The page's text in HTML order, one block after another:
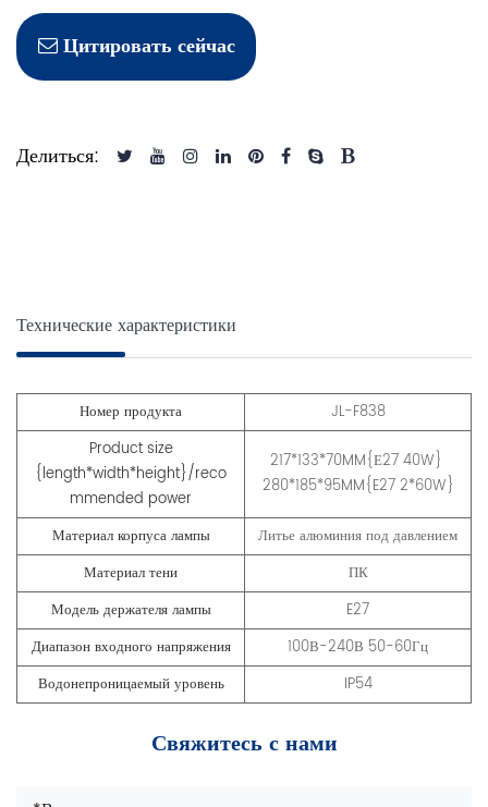
Цитировать сейчас
Делиться:
Технические характеристики
Номер продукта
JL-F838
Product size
{length*width*height}/reco
mmended power
217*133*70MM{Е27 40W}
280*185*95MM{E27 2*60W}
Материал корпуса лампы
Литье алюминия под давлением
Материал тени
ПК
Модель держателя лампы
E27
Диапазон входного напряжения
100В-240В 50-60Гц
Водонепроницаемый уровень
IP54
Свяжитесь с нами